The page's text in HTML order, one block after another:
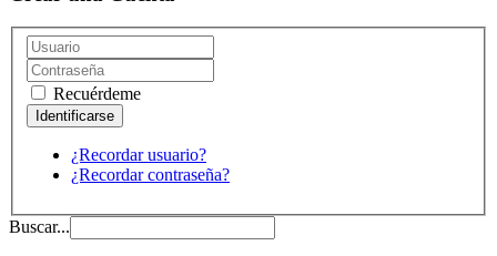
Recuérdeme
¿Recordar usuario?
¿Recordar contraseña?
Buscar...